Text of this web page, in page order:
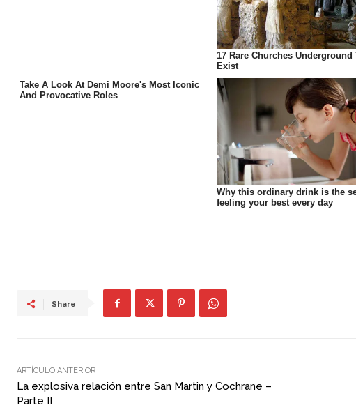
Share
ARTÍCULO ANTERIOR
La explosiva relación entre San Martin y Cochrane –
Parte II